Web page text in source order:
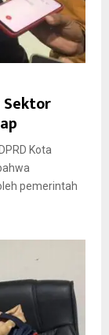
Sektor
Kota
pemerintah